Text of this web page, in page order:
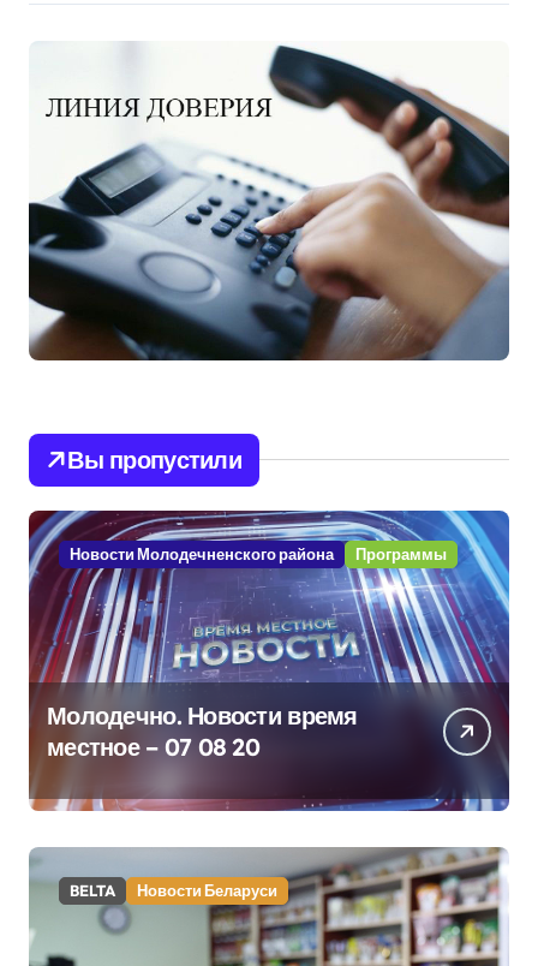
Вы пропустили
Новости Молодечненского района Программы
Молодечно. Новости время
местное – 07 08 20
BELTA Новости Беларуси